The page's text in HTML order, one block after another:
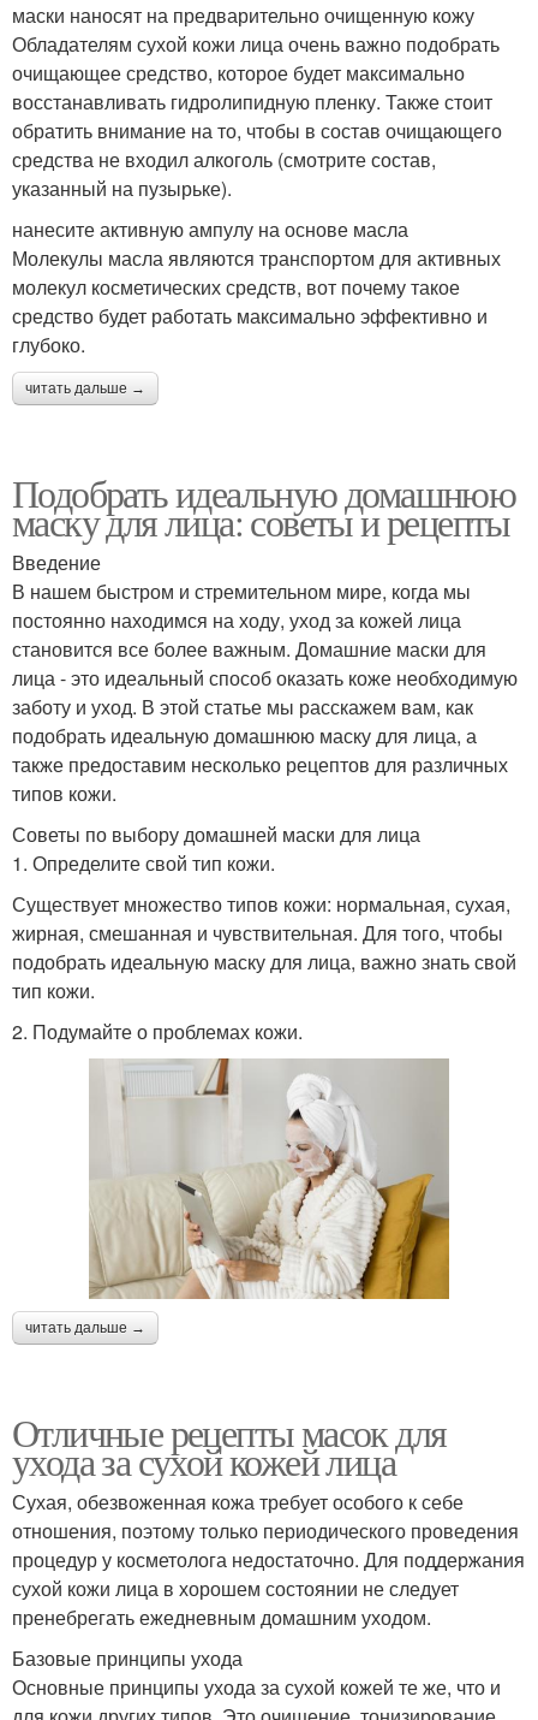
маски наносят на предварительно очищенную кожу
Обладателям сухой кожи лица очень важно подобрать
очищающее средство, которое будет максимально
восстанавливать гидролипидную пленку. Также стоит
обратить внимание на то, чтобы в состав очищающего
средства не входил алкоголь (смотрите состав,
указанный на пузырьке).
нанесите активную ампулу на основе масла
Молекулы масла являются транспортом для активных
молекул косметических средств, вот почему такое
средство будет работать максимально эффективно и
глубоко.
читать дальше →
Подобрать идеальную домашнюю
маску для лица: советы и рецепты
Введение
В нашем быстром и стремительном мире, когда мы
постоянно находимся на ходу, уход за кожей лица
становится все более важным. Домашние маски для
лица - это идеальный способ оказать коже необходимую
заботу и уход. В этой статье мы расскажем вам, как
подобрать идеальную домашнюю маску для лица, а
также предоставим несколько рецептов для различных
типов кожи.
Советы по выбору домашней маски для лица
1. Определите свой тип кожи.
Существует множество типов кожи: нормальная, сухая,
жирная, смешанная и чувствительная. Для того, чтобы
подобрать идеальную маску для лица, важно знать свой
тип кожи.
2. Подумайте о проблемах кожи.
читать дальше →
Отличные рецепты масок для
ухода за сухой кожей лица
Сухая, обезвоженная кожа требует особого к себе
отношения, поэтому только периодического проведения
процедур у косметолога недостаточно. Для поддержания
сухой кожи лица в хорошем состоянии не следует
пренебрегать ежедневным домашним уходом.
Базовые принципы ухода
Основные принципы ухода за сухой кожей те же, что и